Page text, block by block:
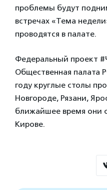
проблемы будут
встречах «Тема
проводятся в палате.
Федеральный проект
Общественная палата
году круглые столы
Новгороде, Рязани,
ближайшее время они
Кирове.